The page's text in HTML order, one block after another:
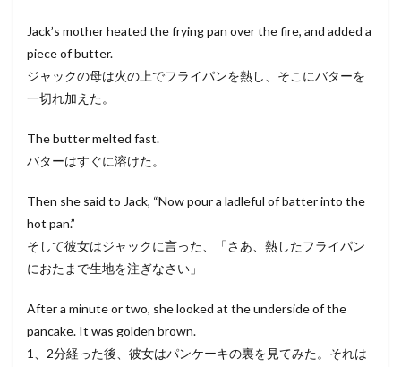
Jack’s mother heated the frying pan over the fire, and added a
piece of butter.
ジャックの母は火の上でフライパンを熱し、そこにバターを
一切れ加えた。
The butter melted fast.
バターはすぐに溶けた。
Then she said to Jack, “Now pour a ladleful of batter into the
hot pan.”
そして彼女はジャックに言った、「さあ、熱したフライパン
におたまで生地を注ぎなさい」
After a minute or two, she looked at the underside of the
pancake. It was golden brown.
1、2分経った後、彼女はパンケーキの裏を見てみた。それは